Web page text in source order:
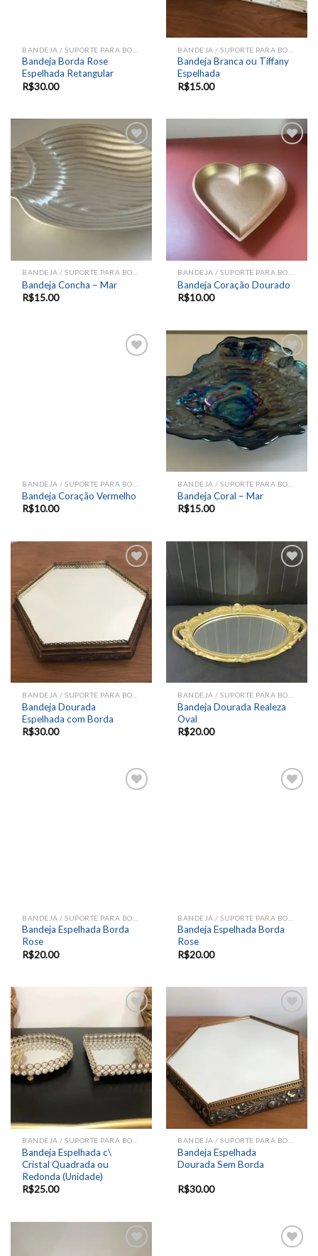
Bandeja Borda Rose
Espelhada Retangular
R$30.00
Bandeja Branca ou Tiffany
Espelhada
R$15.00
Add to
wishlist
Bandeja Concha – Mar
R$15.00
wishlist
Bandeja Coração Dourado
R$10.00
Bandeja Coração Vermelho
R$10.00
Add to
wishlist
Bandeja Coral – Mar
R$15.00
Add to
wishlist
Bandeja Dourada
Espelhada com Borda
R$30.00
Add to
wishlist
Bandeja Dourada Realeza
Oval
R$20.00
Bandeja Espelhada Borda
Rose
R$20.00
Bandeja Espelhada Borda
Rose
R$20.00
Add to
wishlist
Bandeja Espelhada c\
Cristal Quadrada ou
Redonda (Unidade)
R$25.00
Add to
wishlist
Bandeja Espelhada
Dourada Sem Borda
R$30.00